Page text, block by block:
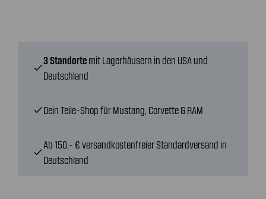
check
3 Standorte mit Lagerhäusern in den USA und
Deutschland
checkDein Teile-Shop für Mustang, Corvette & RAM
check
Ab 150,- € versandkostenfreier Standardversand in
Deutschland